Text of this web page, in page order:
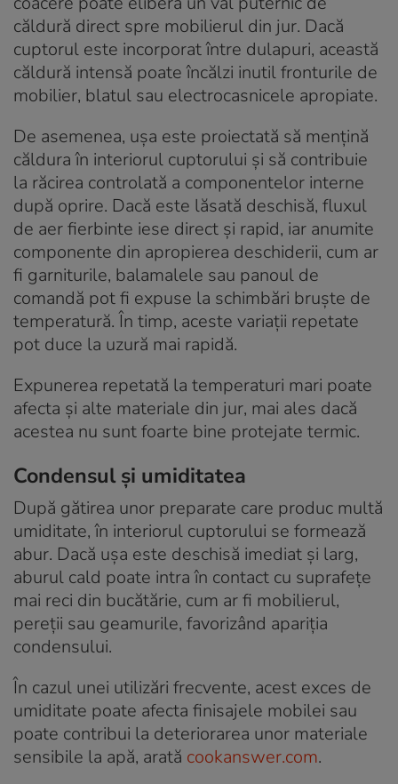
căldură direct spre mobilierul din jur. Dacă
cuptorul este incorporat între dulapuri, această
căldură intensă poate încălzi inutil fronturile de
mobilier, blatul sau electrocasnicele apropiate.
De asemenea, ușa este proiectată să mențină
căldura în interiorul cuptorului și să contribuie
la răcirea controlată a componentelor interne
după oprire. Dacă este lăsată deschisă, fluxul
de aer fierbinte iese direct și rapid, iar anumite
componente din apropierea deschiderii, cum ar
fi garniturile, balamalele sau panoul de
comandă pot fi expuse la schimbări bruște de
temperatură. În timp, aceste variații repetate
pot duce la uzură mai rapidă.
Expunerea repetată la temperaturi mari poate
afecta și alte materiale din jur, mai ales dacă
acestea nu sunt foarte bine protejate termic.
Condensul și umiditatea
După gătirea unor preparate care produc multă
umiditate, în interiorul cuptorului se formează
abur. Dacă ușa este deschisă imediat și larg,
aburul cald poate intra în contact cu suprafețe
mai reci din bucătărie, cum ar fi mobilierul,
pereții sau geamurile, favorizând apariția
condensului.
În cazul unei utilizări frecvente, acest exces de
umiditate poate afecta finisajele mobilei sau
poate contribui la deteriorarea unor materiale
sensibile la apă, arată cookanswer.com.